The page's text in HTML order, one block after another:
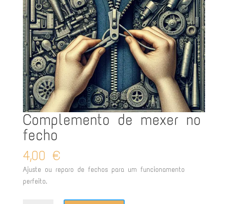
Complemento de mexer no
fecho
4,00 €
Ajuste ou reparo de fechos para um funcionamento
perfeito.